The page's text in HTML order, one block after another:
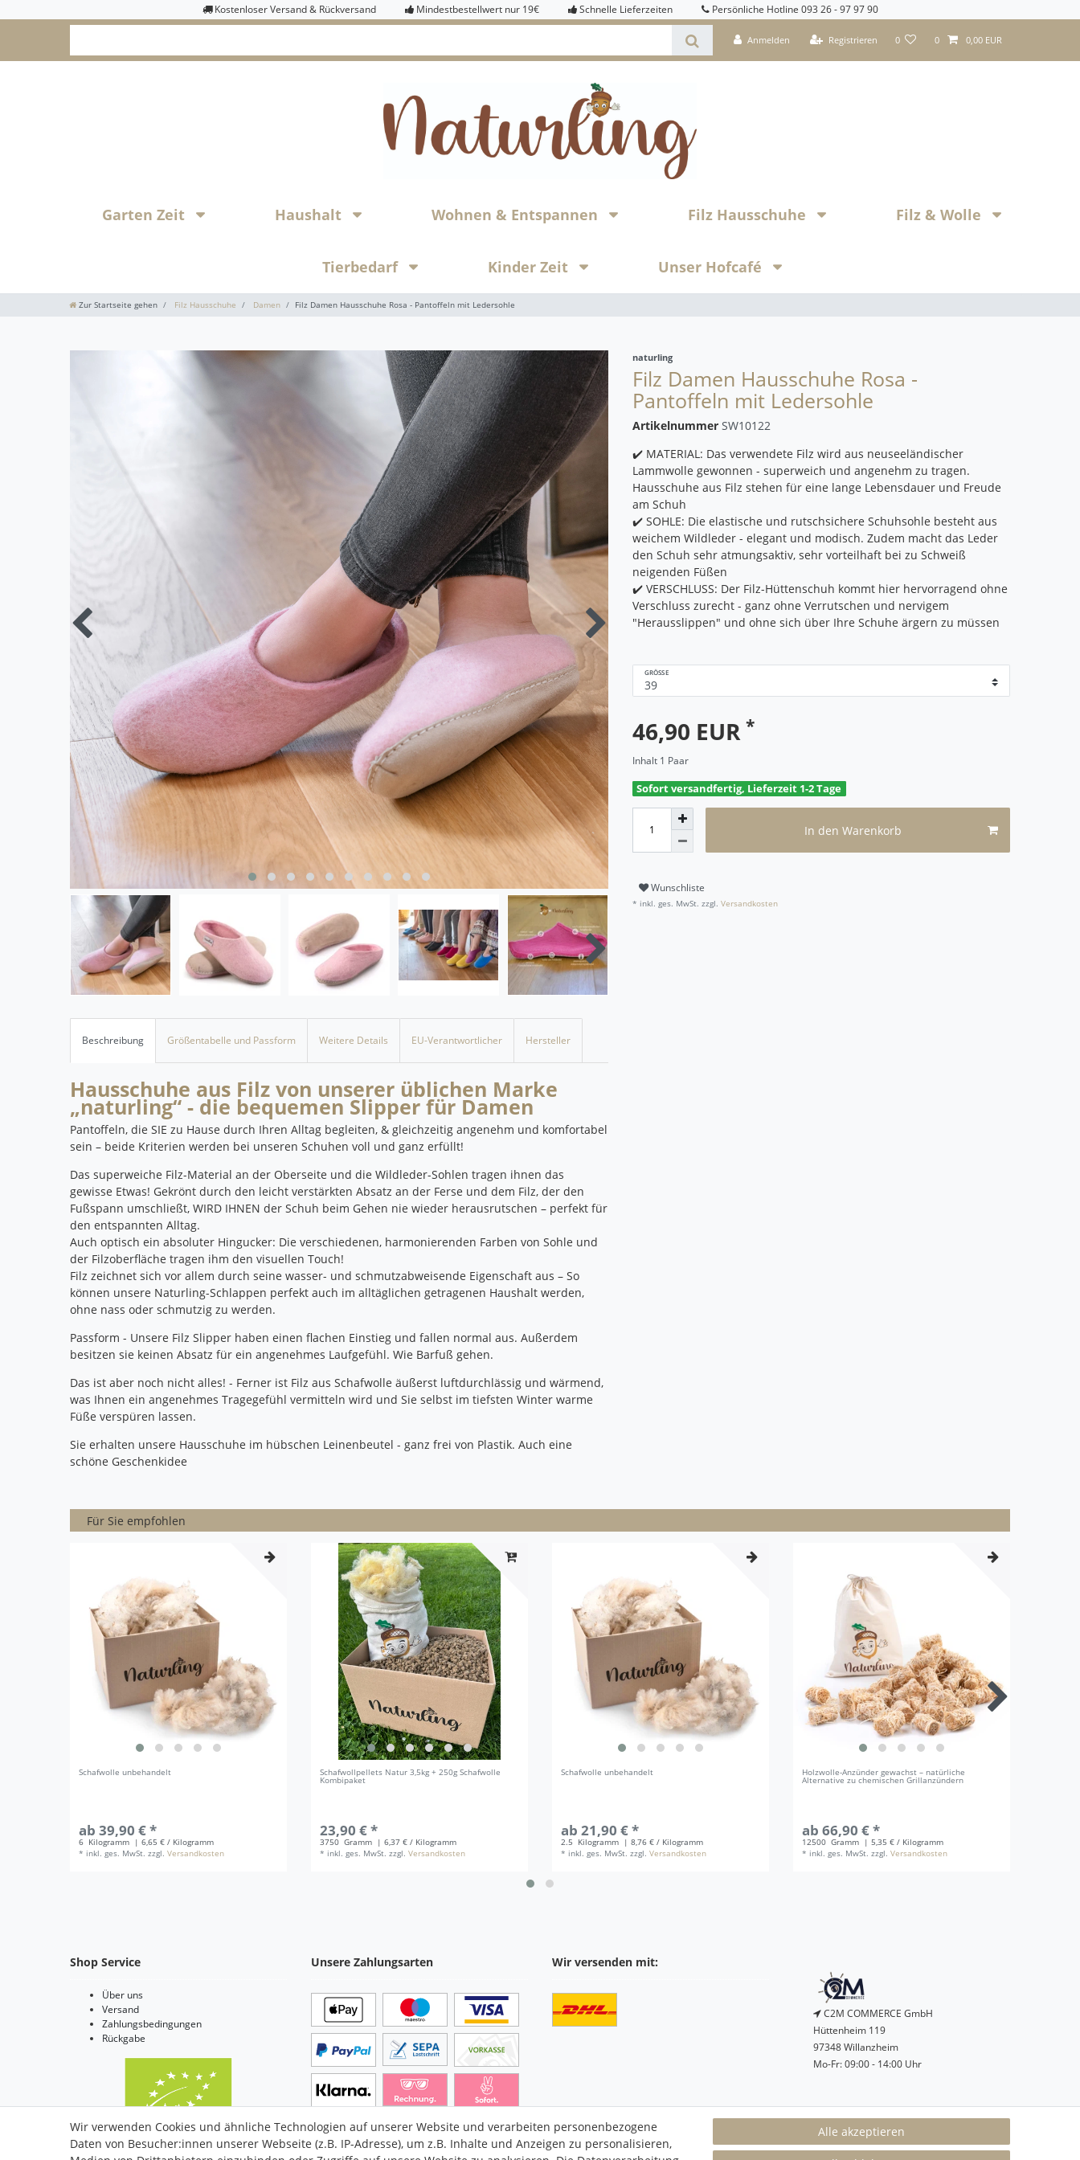
Kostenloser Versand & Rückversand Mindestbestellwert nur 19€ Schnelle Lieferzeiten Persönliche Hotline 093 26 - 97 97 90
Anmelden Registrieren 0 0 0,00 EUR
Garten Zeit Haushalt Wohnen & Entspannen Filz Hausschuhe Filz & Wolle
Tierbedarf Kinder Zeit Unser Hofcafé
Zur Startseite gehen Filz Hausschuhe Damen Filz Damen Hausschuhe Rosa - Pantoffeln mit Ledersohle
naturling
Filz Damen Hausschuhe Rosa -
Pantoffeln mit Ledersohle
Artikelnummer SW10122
✔️ MATERIAL: Das verwendete Filz wird aus neuseeländischer
Lammwolle gewonnen - superweich und angenehm zu tragen.
Hausschuhe aus Filz stehen für eine lange Lebensdauer und Freude
am Schuh
✔️ SOHLE: Die elastische und rutschsichere Schuhsohle besteht aus
weichem Wildleder - elegant und modisch. Zudem macht das Leder
den Schuh sehr atmungsaktiv, sehr vorteilhaft bei zu Schweiß
neigenden Füßen
✔️ VERSCHLUSS: Der Filz-Hüttenschuh kommt hier hervorragend ohne
Verschluss zurecht - ganz ohne Verrutschen und nervigem
"Herausslippen" und ohne sich über Ihre Schuhe ärgern zu müssen
GRÖSSE
46,90 EUR *
Inhalt 1 Paar
Sofort versandfertig, Lieferzeit 1-2 Tage
In den Warenkorb
Wunschliste
* inkl. ges. MwSt. zzgl. Versandkosten
Beschreibung Größentabelle und Passform Weitere Details EU-Verantwortlicher Hersteller
Hausschuhe aus Filz von unserer üblichen Marke
„naturling“ - die bequemen Slipper für Damen
Pantoffeln, die SIE zu Hause durch Ihren Alltag begleiten, & gleichzeitig angenehm und komfortabel
sein – beide Kriterien werden bei unseren Schuhen voll und ganz erfüllt!
Das superweiche Filz-Material an der Oberseite und die Wildleder-Sohlen tragen ihnen das
gewisse Etwas! Gekrönt durch den leicht verstärkten Absatz an der Ferse und dem Filz, der den
Fußspann umschließt, WIRD IHNEN der Schuh beim Gehen nie wieder herausrutschen – perfekt für
den entspannten Alltag.
Auch optisch ein absoluter Hingucker: Die verschiedenen, harmonierenden Farben von Sohle und
der Filzoberfläche tragen ihm den visuellen Touch!
Filz zeichnet sich vor allem durch seine wasser- und schmutzabweisende Eigenschaft aus – So
können unsere Naturling-Schlappen perfekt auch im alltäglichen getragenen Haushalt werden,
ohne nass oder schmutzig zu werden.
Passform - Unsere Filz Slipper haben einen flachen Einstieg und fallen normal aus. Außerdem
besitzen sie keinen Absatz für ein angenehmes Laufgefühl. Wie Barfuß gehen.
Das ist aber noch nicht alles! - Ferner ist Filz aus Schafwolle äußerst luftdurchlässig und wärmend,
was Ihnen ein angenehmes Tragegefühl vermitteln wird und Sie selbst im tiefsten Winter warme
Füße verspüren lassen.
Sie erhalten unsere Hausschuhe im hübschen Leinenbeutel - ganz frei von Plastik. Auch eine
schöne Geschenkidee
Für Sie empfohlen
Schafwolle unbehandelt
ab 39,90 € *
6 Kilogramm
| 6,65 € / Kilogramm
* inkl. ges. MwSt. zzgl.Versandkosten
Schafwollpellets Natur 3,5kg + 250g Schafwolle
Kombipaket
23,90 € *
3750 Gramm
| 6,37 € / Kilogramm
* inkl. ges. MwSt. zzgl.Versandkosten
Schafwolle unbehandelt
ab 21,90 € *
2.5 Kilogramm
| 8,76 € / Kilogramm
* inkl. ges. MwSt. zzgl.Versandkosten
Holzwolle-Anzünder gewachst – natürliche
Alternative zu chemischen Grillanzündern
ab 66,90 € *
12500 Gramm
| 5,35 € / Kilogramm
* inkl. ges. MwSt. zzgl.Versandkosten
Shop Service
Über uns
Versand
Zahlungsbedingungen
Rückgabe
Bio Zertifiziert: DE-ÖKO-006
Unsere Zahlungsarten Wir versenden mit:
C2M COMMERCE GmbH
Hüttenheim 119
97348 Willanzheim
Mo-Fr: 09:00 - 14:00 Uhr
Persönlich:093 26 - 97 97 90
Wir verwenden Cookies und ähnliche Technologien auf unserer Website und verarbeiten personenbezogene
Daten von Besucher:innen unserer Webseite (z.B. IP-Adresse), um z.B. Inhalte und Anzeigen zu personalisieren,
Alle akzeptieren